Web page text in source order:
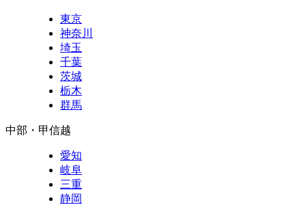
東京
神奈川
埼玉
千葉
茨城
栃木
群馬
中部・甲信越
愛知
岐阜
三重
静岡